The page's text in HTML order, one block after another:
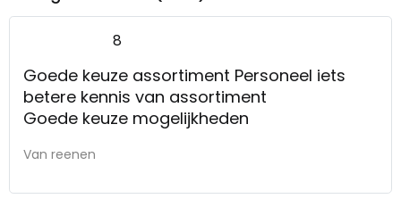
8
Goede keuze assortiment Personeel iets
betere kennis van assortiment
Goede keuze mogelijkheden
Van reenen